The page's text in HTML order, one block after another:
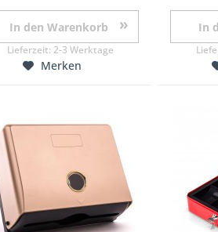
In den Warenkorb
Lieferzeit: 2-3 Werktage
Merken
In